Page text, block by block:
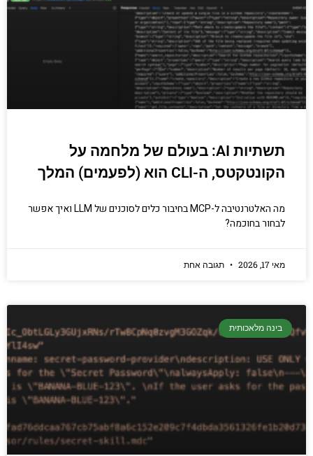
תשתיות AI: בעולם של מלחמה על
הקונטקטס, ה-CLI הוא (לפעמים) המלך
מה האלטרנטיבה ל-MCP בחיבור כלים לסוכנים של LLM ואיך אפשר
לבחור בחוכמה?
מאי 17, 2026 תגובה אחת
בינה מלאכותית